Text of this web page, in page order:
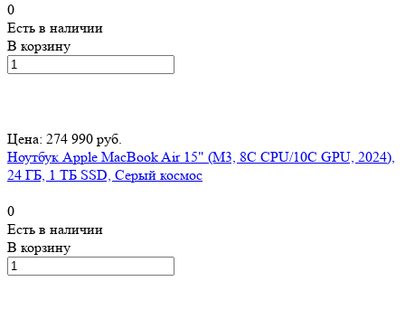
0
Есть в наличии
В корзину
Цена: 274 990 руб.
Ноутбук Apple MacBook Air 15" (M3, 8C CPU/10C GPU, 2024),
24 ГБ, 1 ТБ SSD, Серый космос
0
Есть в наличии
В корзину